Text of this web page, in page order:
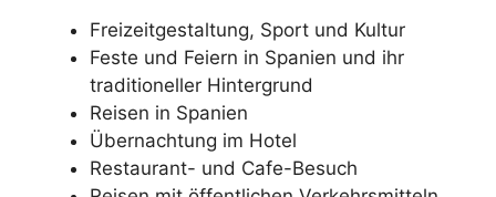
Freizeitgestaltung, Sport und Kultur
Feste und Feiern in Spanien und ihr
traditioneller Hintergrund
Reisen in Spanien
Übernachtung im Hotel
Restaurant- und Cafe-Besuch